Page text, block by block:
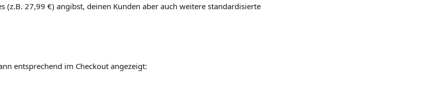
(z.B. 27,99 €) angibst, deinen Kunden aber auch weitere standardisierte
entsprechend im Checkout angezeigt: